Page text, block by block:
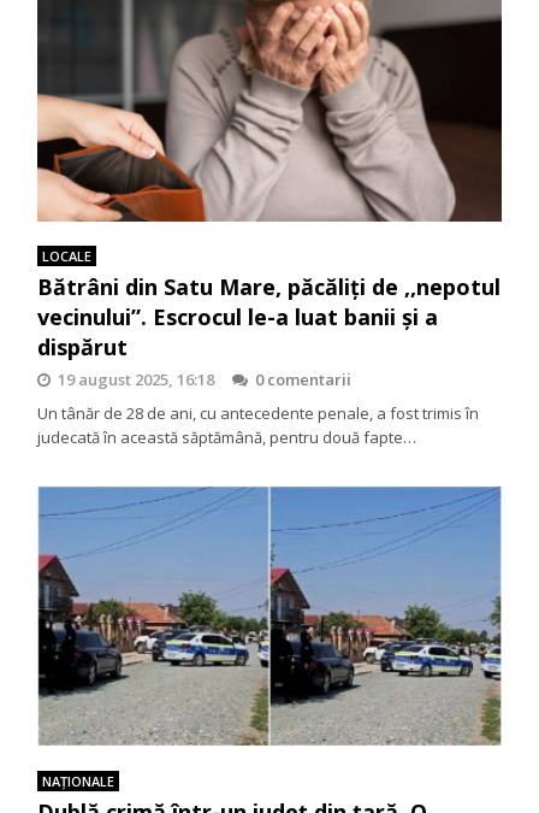
LOCALE
Bătrâni din Satu Mare, păcăliți de ,,nepotul
vecinului”. Escrocul le-a luat banii și a
dispărut
19 august 2025, 16:18
0 comentarii
Un tânăr de 28 de ani, cu antecedente penale, a fost trimis în
judecată în această săptămână, pentru două fapte…
NAŢIONALE